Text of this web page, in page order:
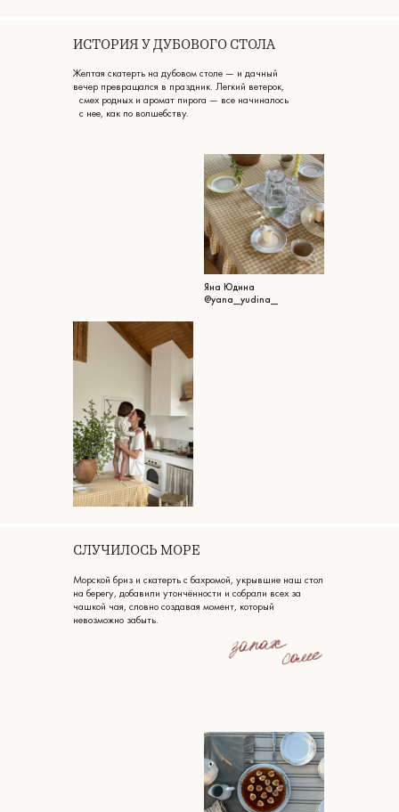
ИСТОРИЯ У ДУБОВОГО СТОЛА
Желтая скатерть на дубовом столе — и дачный
вечер превращался в праздник. Легкий ветерок,
смех родных и аромат пирога — все начиналось
с нее, как по волшебству.
Яна Юдина
@yana__yudina__
Морской бриз и скатерть с бахромой, укрывшие наш стол
на берегу, добавили утончённости и собрали всех за
чашкой чая, словно создавая момент, который
невозможно забыть.
СЛУЧИЛОСЬ МОРЕ